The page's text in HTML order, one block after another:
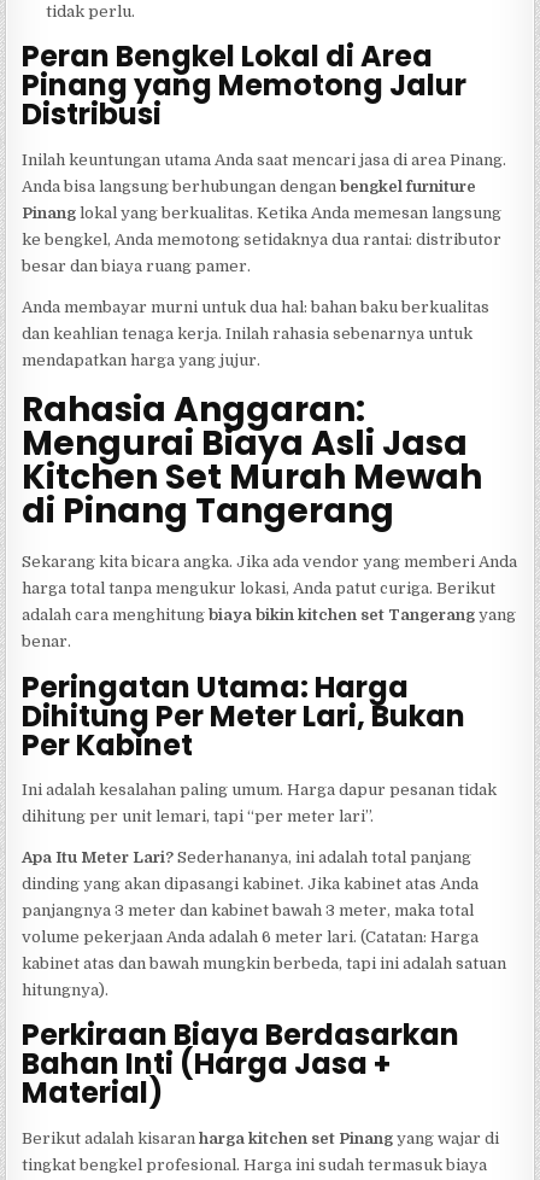
tidak perlu.
Peran Bengkel Lokal di Area
Pinang yang Memotong Jalur
Distribusi
Inilah keuntungan utama Anda saat mencari jasa di area Pinang.
Anda bisa langsung berhubungan denganbengkel furniture
Pinang lokal yang berkualitas. Ketika Anda memesan langsung
ke bengkel, Anda memotong setidaknya dua rantai: distributor
besar dan biaya ruang pamer.
Anda membayar murni untuk dua hal: bahan baku berkualitas
dan keahlian tenaga kerja. Inilah rahasia sebenarnya untuk
mendapatkan harga yang jujur.
Rahasia Anggaran:
Mengurai Biaya Asli Jasa
Kitchen Set Murah Mewah
di Pinang Tangerang
Sekarang kita bicara angka. Jika ada vendor yang memberi Anda
harga total tanpa mengukur lokasi, Anda patut curiga. Berikut
adalah cara menghitungbiaya bikin kitchen set Tangerang yang
benar.
Peringatan Utama: Harga
Dihitung Per Meter Lari, Bukan
Per Kabinet
Ini adalah kesalahan paling umum. Harga dapur pesanan tidak
dihitung per unit lemari, tapi “per meter lari”.
Apa Itu Meter Lari? Sederhananya, ini adalah total panjang
dinding yang akan dipasangi kabinet. Jika kabinet atas Anda
panjangnya 3 meter dan kabinet bawah 3 meter, maka total
volume pekerjaan Anda adalah 6 meter lari. (Catatan: Harga
kabinet atas dan bawah mungkin berbeda, tapi ini adalah satuan
hitungnya).
Perkiraan Biaya Berdasarkan
Bahan Inti (Harga Jasa +
Material)
Berikut adalah kisaranharga kitchen set Pinang yang wajar di
tingkat bengkel profesional. Harga ini sudah termasuk biaya